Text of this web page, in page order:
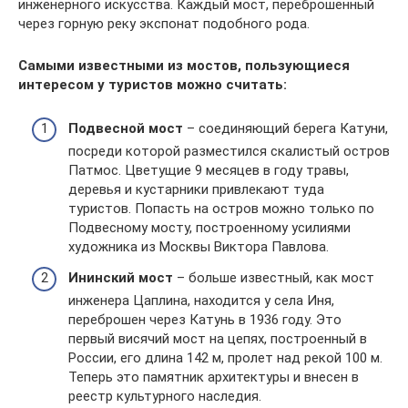
инженерного искусства. Каждый мост, переброшенный
через горную реку экспонат подобного рода.
Самыми известными из мостов, пользующиеся
интересом у туристов можно считать:
Подвесной мост – соединяющий берега Катуни,
посреди которой разместился скалистый остров
Патмос. Цветущие 9 месяцев в году травы,
деревья и кустарники привлекают туда
туристов. Попасть на остров можно только по
Подвесному мосту, построенному усилиями
художника из Москвы Виктора Павлова.
Ининский мост – больше известный, как мост
инженера Цаплина, находится у села Иня,
переброшен через Катунь в 1936 году. Это
первый висячий мост на цепях, построенный в
России, его длина 142 м, пролет над рекой 100 м.
Теперь это памятник архитектуры и внесен в
реестр культурного наследия.